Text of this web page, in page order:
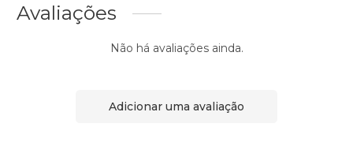
Avaliações
Não há avaliações ainda.
Adicionar uma avaliação